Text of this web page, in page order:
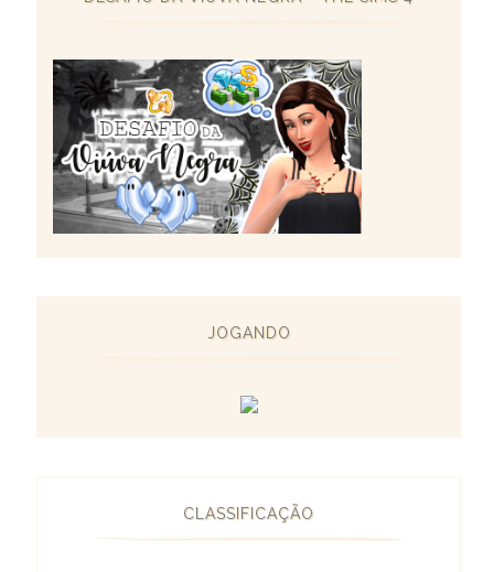
JOGANDO
CLASSIFICAÇÃO